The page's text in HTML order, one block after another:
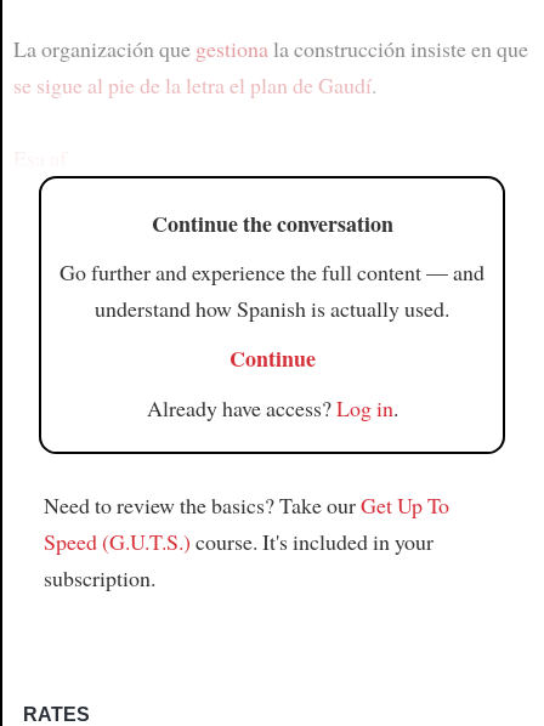
La organización que gestionala construcción insiste en que
se sigue al pie de la letra el plan de Gaudí.
Continue the conversation
Go further and experience the full content — and
understand how Spanish is actually used.
Continue
Already have access?Log in.
Need to review the basics? Take ourGet Up To
Speed (G.U.T.S.) course. It's included in your
subscription.
RATES